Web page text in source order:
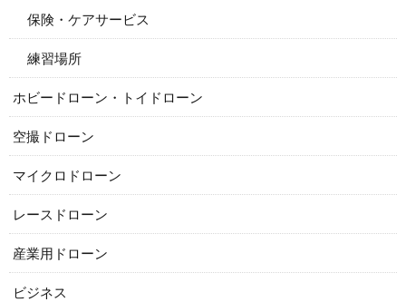
保険・ケアサービス
練習場所
ホビードローン・トイドローン
空撮ドローン
マイクロドローン
レースドローン
産業用ドローン
ビジネス